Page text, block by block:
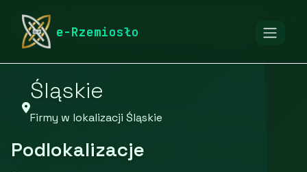
e-Rzemiosło
rymarstwo-poznan.pl
Śląskie
Firmy w lokalizacji Śląskie
Podlokalizacje